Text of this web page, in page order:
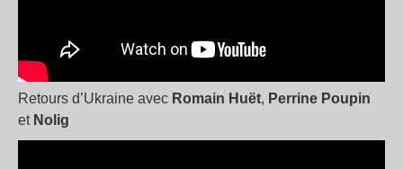
Retours d’Ukraine avec Romain Huët, Perrine Poupin
et Nolig